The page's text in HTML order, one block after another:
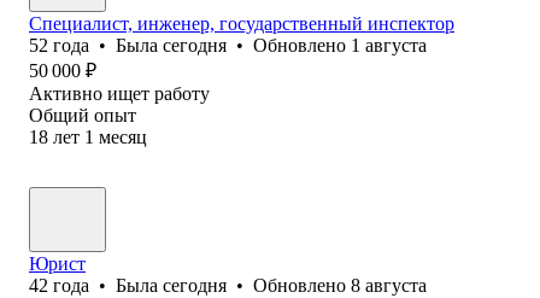
Специалист, инженер, государственный инспектор
52 года • Была сегодня • Обновлено 1 августа
50 000 ₽
Активно ищет работу
Общий опыт
18 лет 1 месяц
Юрист
42 года • Была сегодня • Обновлено 8 августа